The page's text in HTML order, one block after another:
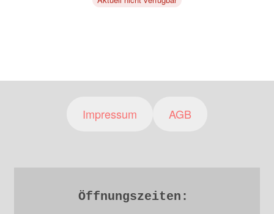
Impressum AGB
Öffnungszeiten: